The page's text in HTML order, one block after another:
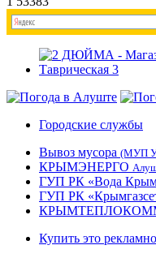
Городские службы
Вывоз мусора (МУП
КРЫМЭНЕРГО
ГУП РК «Вода
ГУП РК
Купить это